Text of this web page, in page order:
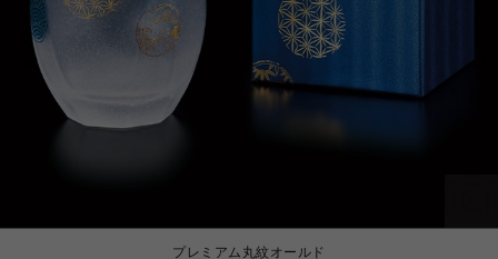
プレミアム丸紋オールド